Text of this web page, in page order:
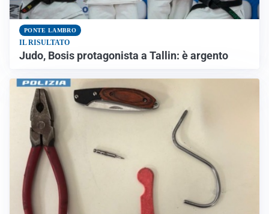
PONTE LAMBRO
IL RISULTATO
Judo, Bosis protagonista a Tallin: è argento